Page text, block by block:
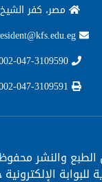
مصر، كفر الشيخ
والنشر
للبوابة